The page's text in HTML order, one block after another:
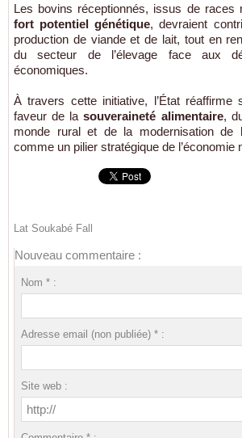
Les bovins réceptionnés, issus de races
fort potentiel génétique, devraient
production de viande et de lait, tout en
du secteur de l’élevage face aux
économiques.
À travers cette initiative, l’État réaffirme
faveur de lasouveraineté alimentaire,
monde rural et de la modernisation de
comme un pilier stratégique de l’économie
Lat Soukabé Fall
Nouveau commentaire :
Nom * :
Adresse email (non publiée) * :
Site web :